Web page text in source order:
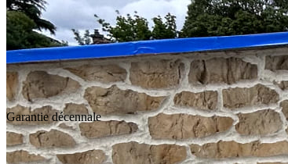
Garantie décennale